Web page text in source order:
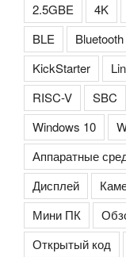
2.5GBE 4K
BLE
Bluetooth
KickStarter
RISC-V
SBC
Windows 10
Аппаратные
Дисплей
Мини ПК
Открытый код